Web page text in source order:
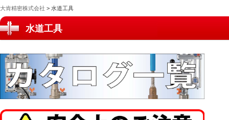
大肯精密株式会社 > 水道工具
水道工具